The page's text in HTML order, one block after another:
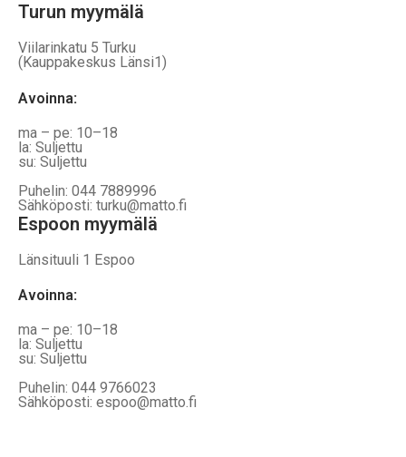
Turun myymälä
Viilarinkatu 5 Turku
(Kauppakeskus Länsi1)
Avoinna:
ma – pe: 10–18
la: Suljettu
su: Suljettu
Puhelin: 044 7889996
Sähköposti: turku@matto.fi
Espoon myymälä
Länsituuli 1 Espoo
Avoinna:
ma – pe: 10–18
la: Suljettu
su: Suljettu
Puhelin: 044 9766023
Sähköposti: espoo@matto.fi